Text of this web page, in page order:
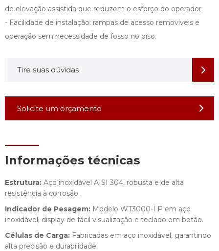
de elevação assistida que reduzem o esforço do operador.
- Facilidade de instalação: rampas de acesso removíveis e
operação sem necessidade de fosso no piso.
Tire suas dúvidas
Solicite um orçamento
Informações técnicas
Estrutura: Aço inoxidável AISI 304, robusta e de alta
resistência à corrosão.
Indicador de Pesagem: Modelo WT3000-I P em aço
inoxidável, display de fácil visualização e teclado em botão.
Células de Carga: Fabricadas em aço inoxidável, garantindo
alta precisão e durabilidade.